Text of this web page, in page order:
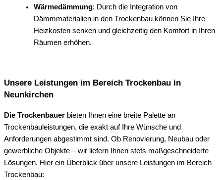
Wärmedämmung: Durch die Integration von
Dämmmaterialien in den Trockenbau können Sie Ihre
Heizkosten senken und gleichzeitig den Komfort in Ihren
Räumen erhöhen.
Unsere Leistungen im Bereich Trockenbau in
Neunkirchen
Die Trockenbauer bieten Ihnen eine breite Palette an
Trockenbauleistungen, die exakt auf Ihre Wünsche und
Anforderungen abgestimmt sind. Ob Renovierung, Neubau oder
gewerbliche Objekte – wir liefern Ihnen stets maßgeschneiderte
Lösungen. Hier ein Überblick über unsere Leistungen im Bereich
Trockenbau: